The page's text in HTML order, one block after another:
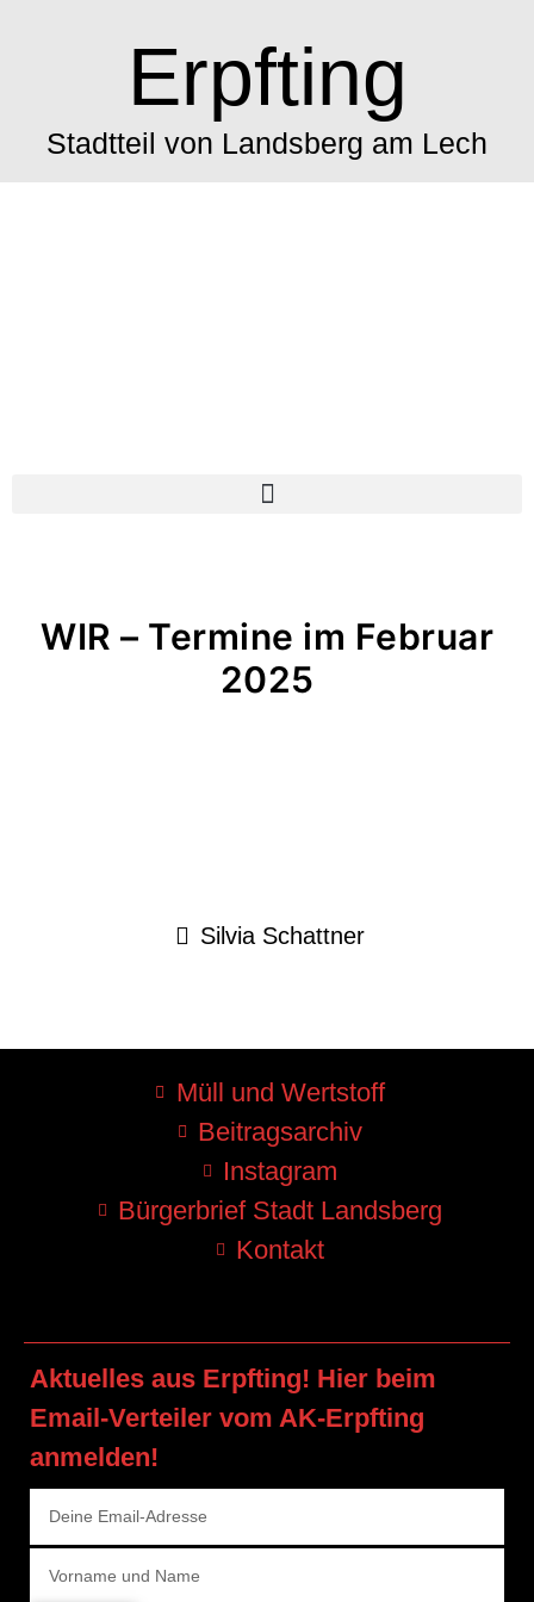
Erpfting
Stadtteil von Landsberg am Lech
WIR – Termine im Februar
2025
Silvia Schattner
Müll und Wertstoff
Beitragsarchiv
Instagram
Bürgerbrief Stadt Landsberg
Kontakt
Aktuelles aus Erpfting! Hier beim
Email-Verteiler vom AK-Erpfting
anmelden!